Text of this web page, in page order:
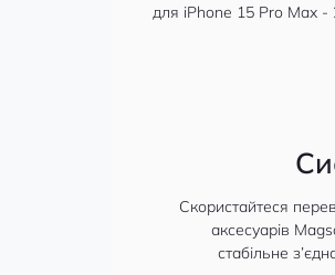
Скористайтеся
аксесуарів
стабільне